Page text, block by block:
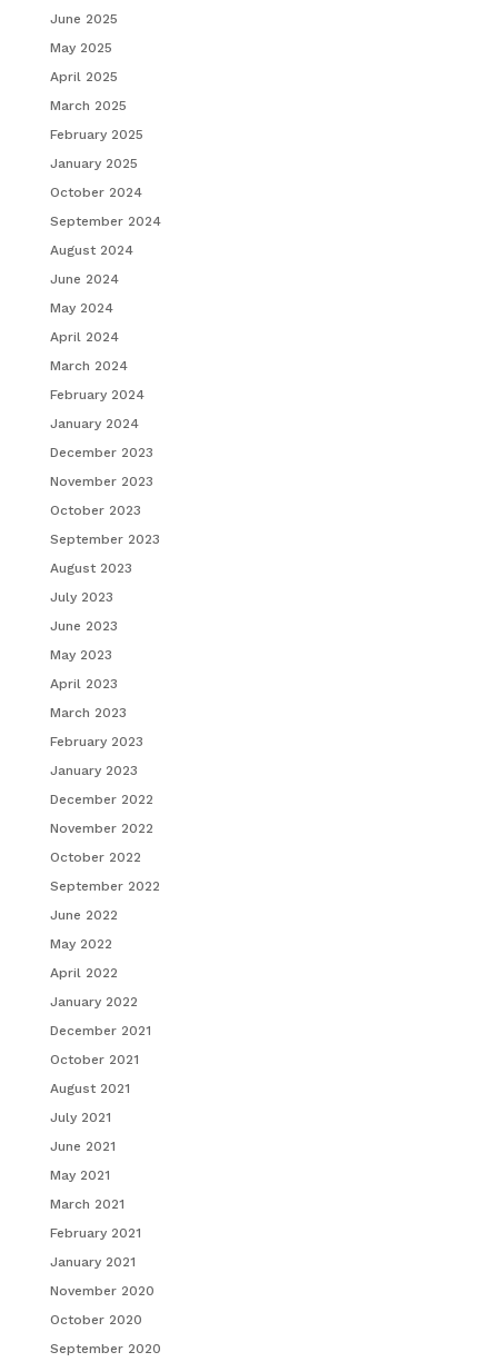
June 2025
May 2025
April 2025
March 2025
February 2025
January 2025
October 2024
September 2024
August 2024
June 2024
May 2024
April 2024
March 2024
February 2024
January 2024
December 2023
November 2023
October 2023
September 2023
August 2023
July 2023
June 2023
May 2023
April 2023
March 2023
February 2023
January 2023
December 2022
November 2022
October 2022
September 2022
June 2022
May 2022
April 2022
January 2022
December 2021
October 2021
August 2021
July 2021
June 2021
May 2021
March 2021
February 2021
January 2021
November 2020
October 2020
September 2020